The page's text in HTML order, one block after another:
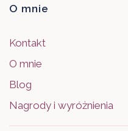
Linki w stopce
O mnie
Kontakt
O mnie
Blog
Nagrody i wyróżnienia